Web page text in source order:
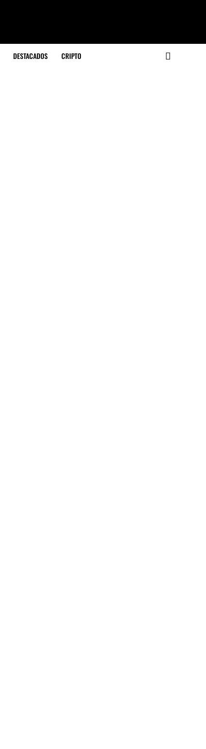
DESTACADOS CRIPTO